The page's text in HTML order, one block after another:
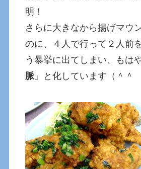
明！
さらに大きなから揚げマウ
のに、４人で行って２人前
う暴挙に出てしまい、もは
脈 」と化しています（＾＾